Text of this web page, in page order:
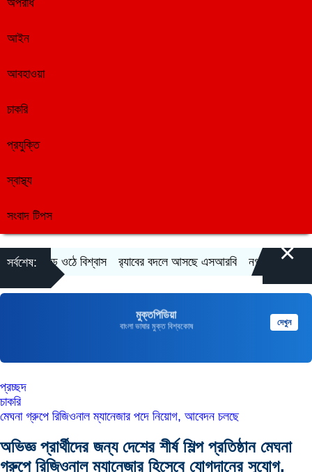
অপরাধ
আইন
আবহাওয়া
চাকরি
প্রযুক্তি
স্বাস্থ্য
সংবাদ টিপস
সর্বশেষ:
গড়ে ওঠে বিশ্বাস র‍্যাবের বদলে আসছে এসআরবি নগদে ৭ পদে চাকরির
×
মুক্তপিডিয়া
বাংলা ভাষার মুক্ত বিশ্বকোষ দেখুন
প্রচ্ছদ
চাকরি
মেঘনা গ্রুপে রিজিওনাল ম্যানেজার পদে নিয়োগ, আবেদন চলছে
অভিজ্ঞ প্রার্থীদের জন্য দেশের শীর্ষ শিল্প প্রতিষ্ঠান মেঘনা
গ্রুপে রিজিওনাল ম্যানেজার হিসেবে যোগদানের সুযোগ,